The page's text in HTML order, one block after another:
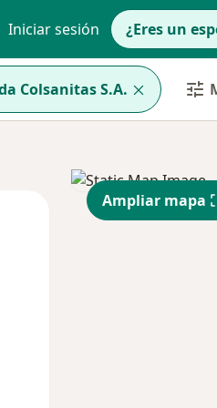
Iniciar sesión ¿Eres un
Colsanitas S.A.
Jue
Ampliar mapa